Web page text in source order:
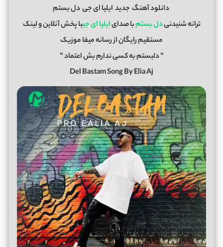
دانلود آهنگ جدید ایلیا ای جیدل بستم
ترانه شنیدنیدل بستمبا صدایایلیا ای جیبا پخش آنلاین و لینک
مستقیم رایگان از رسانه میفا موزیک
” دلبستم به کسی ندارم بش اعتماد ”
Del Bastam Song By Elia Aj